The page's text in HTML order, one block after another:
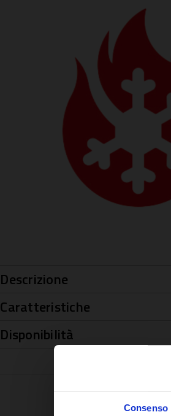
Consenso
Descrizione
Caratteristiche
Disponibilità